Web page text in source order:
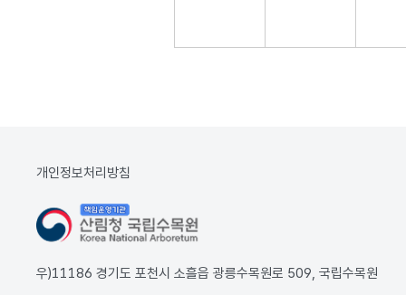
개인정보처리방침
우)11186 경기도 포천시 소흘읍 광릉수목원로 509, 국립수목원